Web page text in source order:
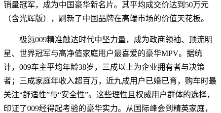
销量冠军，成为中国豪华新名片。其平均成交价达到50万元
（含光辉版），刷新了中国品牌在高端市场的价值天花板。
极氪009精准触达时代中坚力量，成为政商领袖、顶流明
星、世界冠军与高净值家庭用户最喜爱的豪华MPV。据统
计，009车主平均年龄38岁，三成以上为企业拥有者与决策
者；三成家庭年收入超百万，近九成用户已婚已育，购车时最
关注“舒适性”与“安全性”。这些理性且权威用户群体的选择，
印证了009经得起考验的豪华实力。从国际峰会到精英家庭，